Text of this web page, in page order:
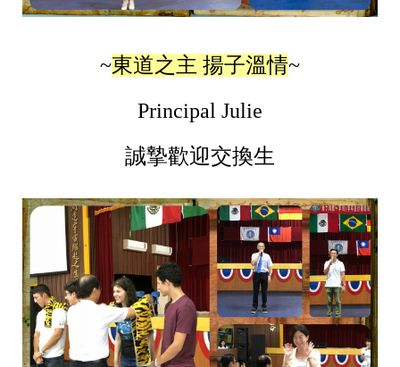
~東道之主 揚子溫情~
Principal Julie
誠摯歡迎交換生